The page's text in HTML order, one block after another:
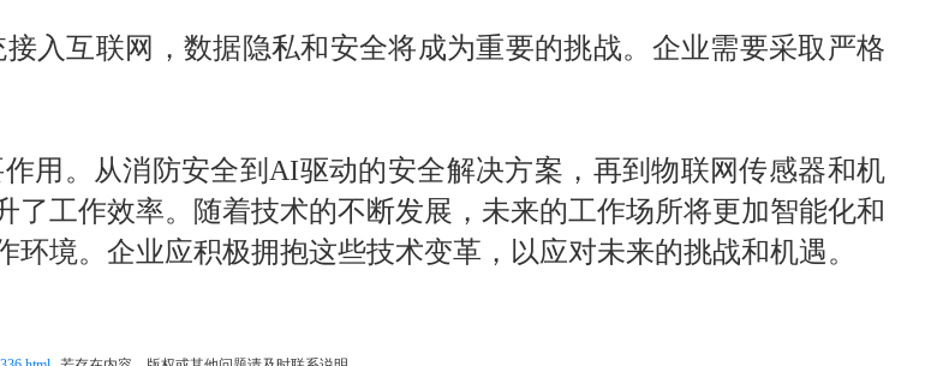
入互联网，数据隐私和安全将成为重要的挑战。企业需要采取严格
用。从消防安全到 AI驱动的安全解决方案，再到物联网传感器和机
工作效率。随着技术的不断发展，未来的工作场所将更加智能化和
境。企业应积极拥抱这些技术变革，以应对未来的挑战和机遇。